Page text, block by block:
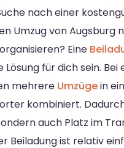
nach einer
Umzug von Augsburg
Eine
für dich sein. Bei
mehrere Umzügein
kombiniert.
auch Platz im
Beiladung ist relativ